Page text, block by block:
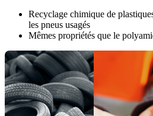
Recyclage chimique de
les pneus usagés
Mêmes propriétés que le